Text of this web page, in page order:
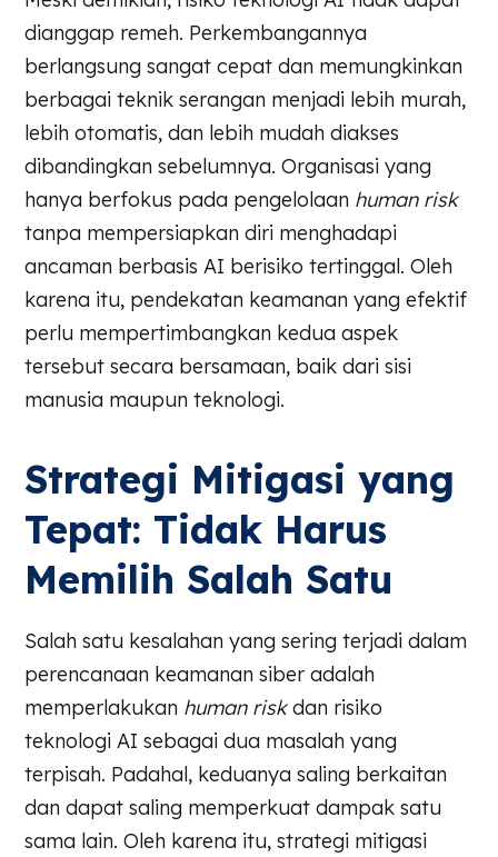
dianggap remeh. Perkembangannya
berlangsung sangat cepat dan memungkinkan
berbagai teknik serangan menjadi lebih murah,
lebih otomatis, dan lebih mudah diakses
dibandingkan sebelumnya. Organisasi yang
hanya berfokus pada pengelolaan human risk
tanpa mempersiapkan diri menghadapi
ancaman berbasis AI berisiko tertinggal. Oleh
karena itu, pendekatan keamanan yang efektif
perlu mempertimbangkan kedua aspek
tersebut secara bersamaan, baik dari sisi
manusia maupun teknologi.
Strategi Mitigasi yang
Tepat: Tidak Harus
Memilih Salah Satu
Salah satu kesalahan yang sering terjadi dalam
perencanaan keamanan siber adalah
memperlakukan human riskdan risiko
teknologi AI sebagai dua masalah yang
terpisah. Padahal, keduanya saling berkaitan
dan dapat saling memperkuat dampak satu
sama lain. Oleh karena itu, strategi mitigasi